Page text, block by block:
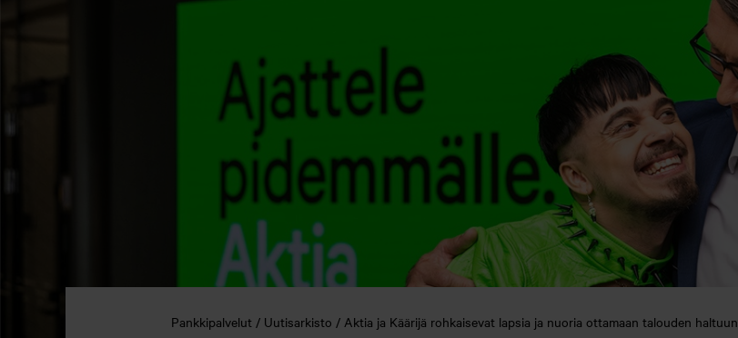
Pankkipalvelut Uutisarkisto Aktia ja Käärijä rohkaisevat lapsia ja nuoria ottamaan talouden haltuun